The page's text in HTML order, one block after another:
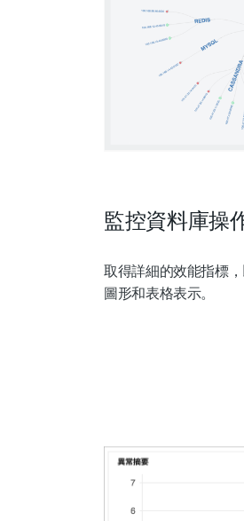
監控資料庫操
取得詳細的效能指標
圖形和表格表示。